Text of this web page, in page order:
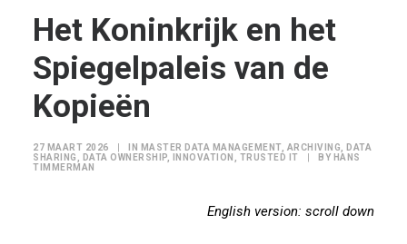
Het Koninkrijk en het
Spiegelpaleis van de
Kopieën
27 MAART 2026 IN MASTER DATA MANAGEMENT, ARCHIVING
DATA
SHARING
DATA OWNERSHIP, INNOVATION TRUSTED IT BY HANS
TIMMERMAN
English version: scroll down